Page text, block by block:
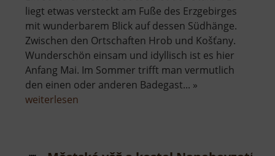
liegt etwas versteckt am Fuße des Erzgebirges
mit wunderbarem Blick auf dessen Südhänge.
Zwischen den Ortschaften Hrob und Košťany.
Wunderschön einsam und idyllisch ist es hier
Anfang Mai. Im Sommer trifft man vermutlich
den einen oder anderen Badegast... »
weiterlesen